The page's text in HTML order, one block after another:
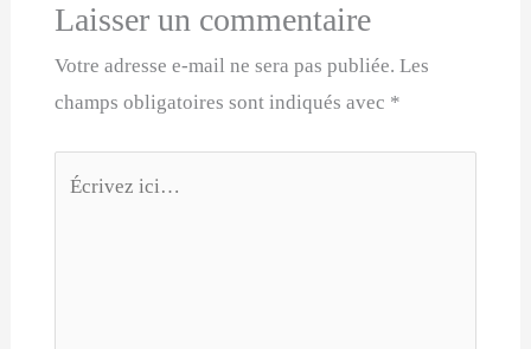
Laisser un commentaire
Votre adresse e-mail ne sera pas publiée. Les
champs obligatoires sont indiqués avec *